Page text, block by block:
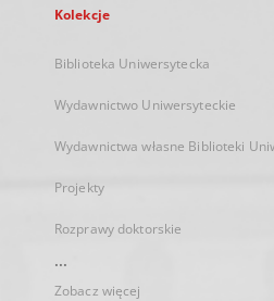
Kolekcje
Biblioteka Uniwersytecka
Wydawnictwo Uniwersyteckie
Wydawnictwa własne Biblioteki
Projekty
Rozprawy doktorskie
...
Zobacz więcej